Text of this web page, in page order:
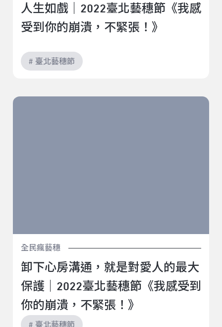
人生如戲｜2022臺北藝穗節《我感
受到你的崩潰，不緊張！》
# 臺北藝穗節
卸下心房溝通，就是對愛人的最大保護｜2022臺北藝穗
全民瘋藝穗
卸下心房溝通，就是對愛人的最大
保護｜2022臺北藝穗節《我感受到
你的崩潰，不緊張！》
# 臺北藝穗節